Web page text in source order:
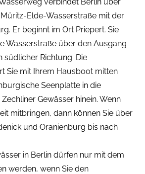
Elde-Wasserstraße mit der
Er beginnt im Ort Priepert. Sie
Wasserstraße über den Ausgang
südlicher Richtung. Die
Sie mit Ihrem Hausboot mitten
Seenplatte in die
Gewässer hinein. Wenn
mitbringen, dann können Sie über
und Oranienburg bis nach
in Berlin dürfen nur mit dem
werden, wenn Sie den